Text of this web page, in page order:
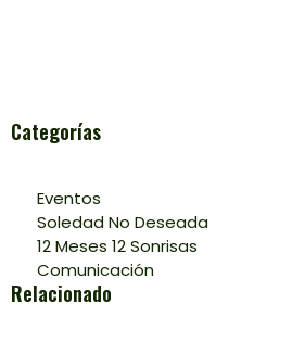
Categorías
Eventos
Soledad No Deseada
12 Meses 12 Sonrisas
Comunicación
Relacionado